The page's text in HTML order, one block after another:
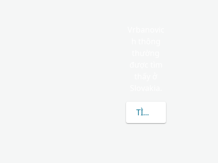
TÌM HIỂU THÊM VỀ